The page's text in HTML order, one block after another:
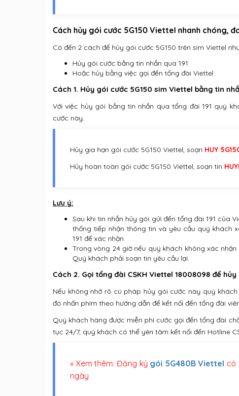
Cách hủy gói cước 5G150 Viettel nhanh chóng,
Có đến 2 cách để hủy gói cước 5G150 trên sim Viettel
Hủy gói cước bằng tin nhắn qua 191
Hoặc hủy bằng việc gọi đến tổng đài Viettel
Cách 1. Hủy gói cước 5G150 sim Viettel bằng tin
Với việc hủy gói bằng tin nhắn qua tổng đài 191 quý
cước này.
Hủy gia hạn gói cước 5G150 Viettel, soạn HUY
Hủy hoàn toàn gói cước 5G150 Viettel, soạn tin
Lưu ý:
Sau khi tin nhắn hủy gói gửi đến tổng đài 191 của
thống tiếp nhận thông tin và yêu cầu quý khách
191 để xác nhận.
Trong vòng 24 giờ nếu quý khách không xác
Quý khách phải soạn tin yêu cầu lại.
Cách 2. Gọi tổng đài CSKH Viettel 18008098 để hủy
Nếu không nhớ rõ cú pháp hủy gói cước này quý
đó nhấn phím theo hướng dẫn để kết nối đến tổng đài
Quý khách hàng được miễn phí cước gọi đến tổng đài
tục 24/7, quý khách có thể yên tâm kết nối đến Hotline
» Xem thêm: Đăng ký gói 5G480B Viettel có
ngày